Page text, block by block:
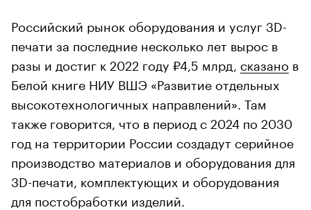
Российский рынок оборудования и услуг 3D-
печати за последние несколько лет вырос в
разы и достиг к 2022 году ₽4,5 млрд, сказано в
Белой книге НИУ ВШЭ «Развитие отдельных
высокотехнологичных направлений». Там
также говорится, что в период с 2024 по 2030
год на территории России создадут серийное
производство материалов и оборудования для
3D-печати, комплектующих и оборудования
для постобработки изделий.